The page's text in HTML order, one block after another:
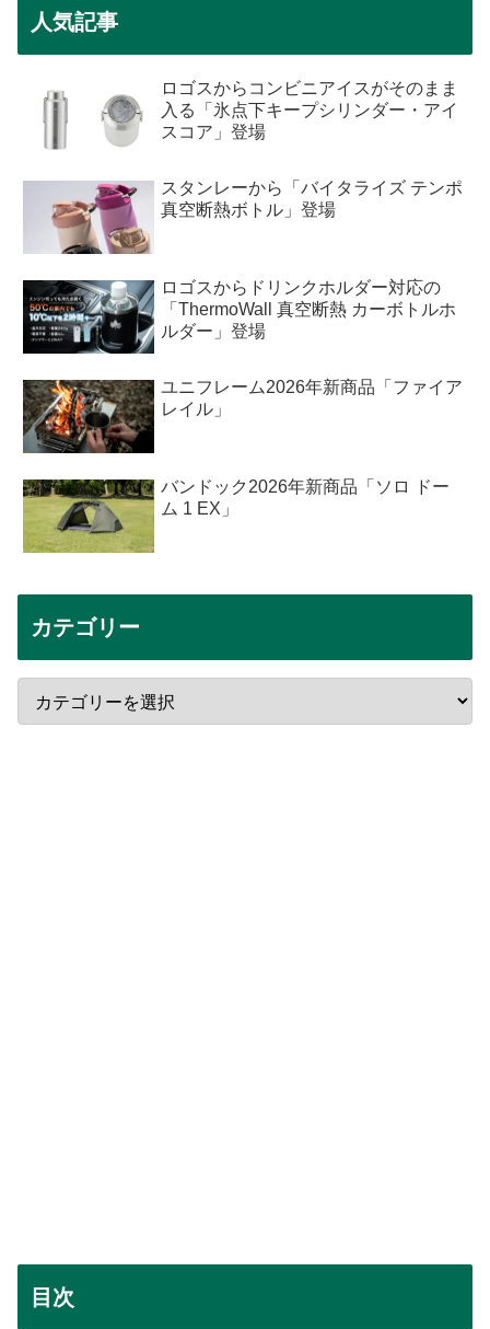
人気記事
ロゴスからコンビニアイスがそのまま
入る「氷点下キープシリンダー・アイ
スコア」登場
スタンレーから「バイタライズ テンポ
真空断熱ボトル」登場
ロゴスからドリンクホルダー対応の
「ThermoWall 真空断熱 カーボトルホ
ルダー」登場
ユニフレーム2026年新商品「ファイア
レイル」
バンドック2026年新商品「ソロ ドー
ム 1 EX」
カテゴリー
目次